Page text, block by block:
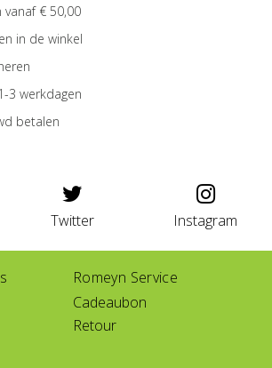
vanaf € 50,00
in de winkel
3 werkdagen
betalen
Twitter Instagram
Romeyn Service
Cadeaubon
Retour